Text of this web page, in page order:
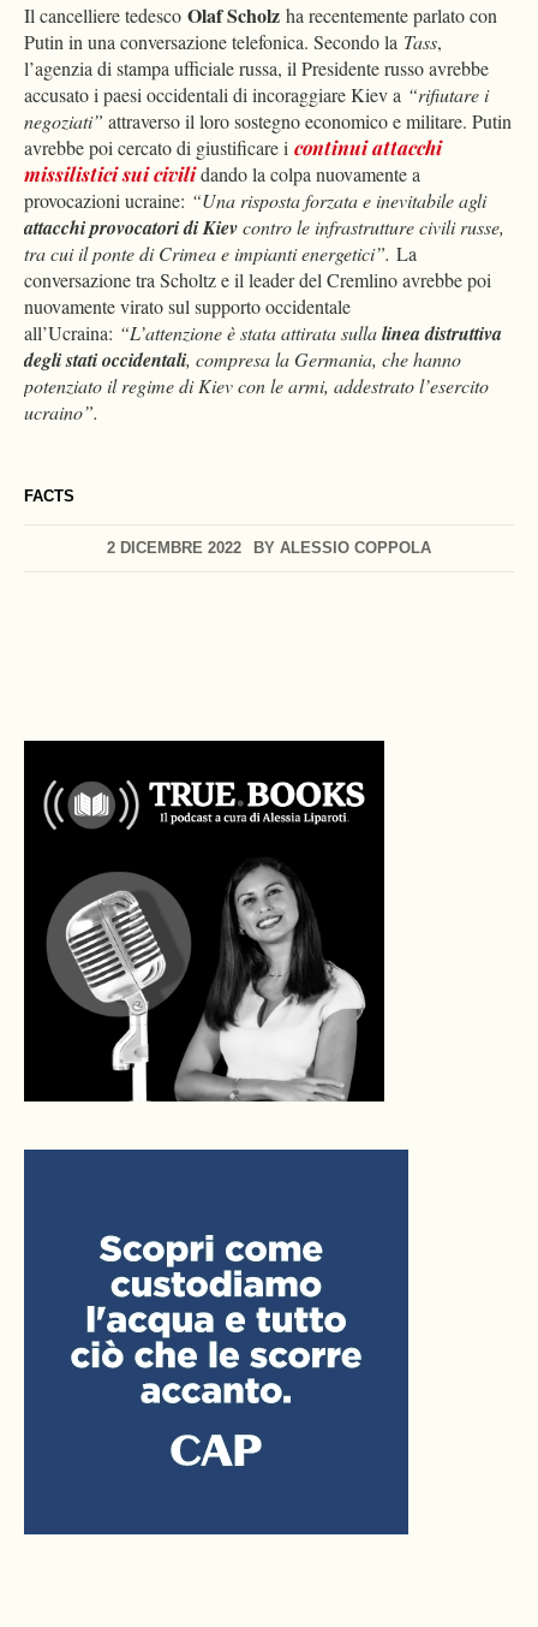
FACTS
2 DICEMBRE 2022 BY ALESSIO COPPOLA
Il cancelliere tedesco Olaf Scholz ha recentemente parlato con
Putin in una conversazione telefonica. Secondo la Tass,
l’agenzia di stampa ufficiale russa, il Presidente russo avrebbe
accusato i paesi occidentali di incoraggiare Kiev a “rifiutare i
negoziati” attraverso il loro sostegno economico e militare. Putin
avrebbe poi cercato di giustificare i continui attacchi
missilistici sui civilidando la colpa nuovamente a
provocazioni ucraine: “Una risposta forzata e inevitabile agli
attacchi provocatori di Kievcontro le infrastrutture civili russe,
tra cui il ponte di Crimea e impianti energetici”. La
conversazione tra Scholtz e il leader del Cremlino avrebbe poi
nuovamente virato sul supporto occidentale
all’Ucraina: “L’attenzione è stata attirata sullalinea distruttiva
degli stati occidentali, compresa la Germania, che hanno
potenziato il regime di Kiev con le armi, addestrato l’esercito
ucraino”.